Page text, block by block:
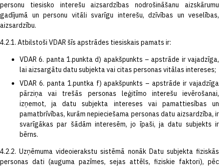
personu tiesisko interešu aizsardzības nodrošināšanu aizskārumu
gadījumā un personu vitāli svarīgu interešu, dzīvības un veselības,
aizsardzību.
4.2.1. Atbilstoši VDAR šīs apstrādes tiesiskais pamats ir:
VDAR 6. panta 1.punkta d) apakšpunkts – apstrāde ir vajadzīga,
lai aizsargātu datu subjekta vai citas personas vitālas intereses;
VDAR 6. panta 1.puntka f) apakšpunkts – apstrāde ir vajadzīga
pārziņa vai trešās personas leģitīmo interešu ievērošanai,
izņemot, ja datu subjekta intereses vai pamattiesības un
pamatbrīvības, kurām nepieciešama personas datu aizsardzība, ir
svarīgākas par šādām interesēm, jo īpaši, ja datu subjekts ir
bērns.
4.2.2. Uzņēmuma videoierakstu sistēmā nonāk Datu subjekta fiziskās
personas dati (auguma pazīmes, sejas attēls, fiziskie faktori), pēc